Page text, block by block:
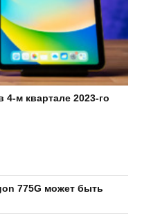
м квартале 2023-го
775G может быть